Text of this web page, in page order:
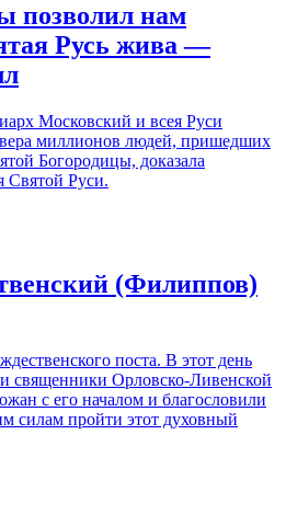
позволил нам
Русь жива —
Московский и всея Руси
миллионов людей, пришедших
Богородицы, доказала
Святой Руси.
(Филиппов)
поста. В этот день
священники Орловско-Ливенской
с его началом и благословили
силам пройти этот духовный